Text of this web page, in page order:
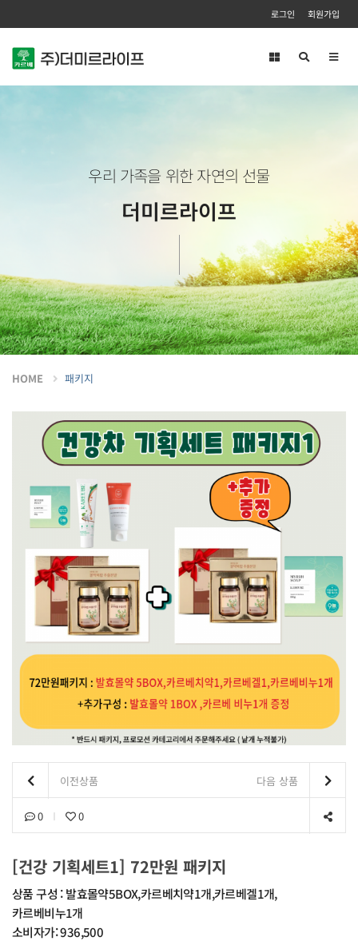
로그인 회원가입
우리 가족을 위한 자연의 선물
더미르라이프
HOME 패키지
이전상품 다음 상품
0 0
[건강 기획세트1] 72만원 패키지
상품 구성 : 발효몰약5BOX,카르베치약1개,카르베겔1개,
카르베비누1개
소비자가: 936,500